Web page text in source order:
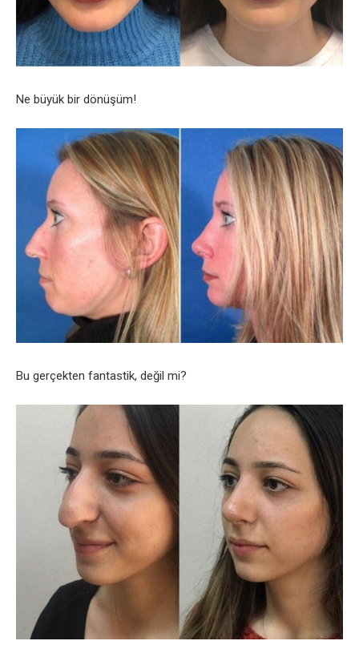
Ne büyük bir dönüşüm!
Bu gerçekten fantastik, değil mi?